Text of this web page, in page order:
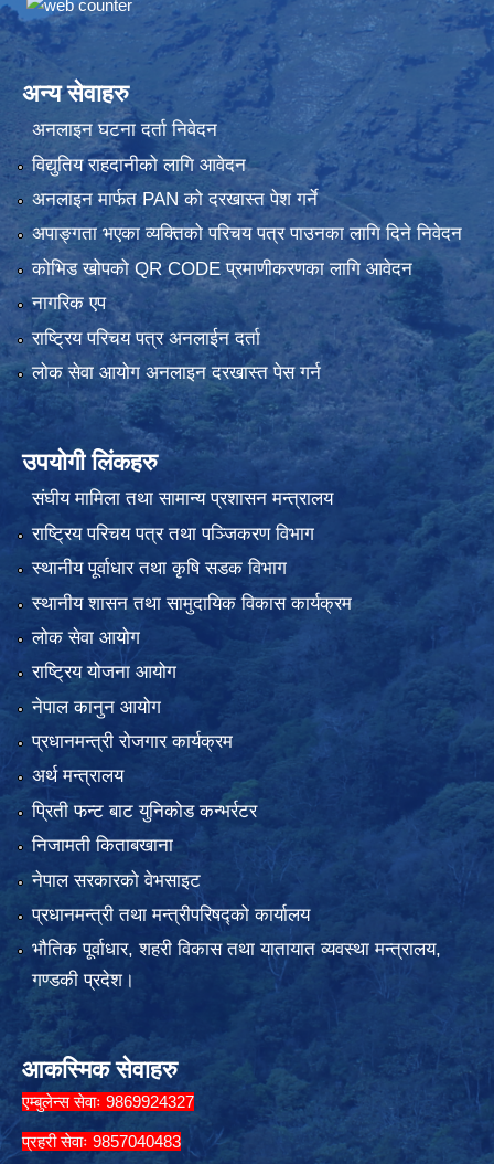
अन्य सेवाहरु
अनलाइन घटना दर्ता निवेदन
विद्युतिय राहदानीको लागि आवेदन
अनलाइन मार्फत PAN को दरखास्त पेश गर्ने
अपाङ्गता भएका व्यक्तिको परिचय पत्र पाउनका लागि दिने निवेदन
कोभिड खोपको QR CODE प्रमाणीकरणका लागि आवेदन
नागरिक एप
राष्ट्रिय परिचय पत्र अनलाईन दर्ता
लोक सेवा आयोग अनलाइन दरखास्त पेस गर्न
उपयोगी लिंकहरु
संघीय मामिला तथा सामान्य प्रशासन मन्त्रालय
राष्ट्रिय परिचय पत्र तथा पञ्जिकरण विभाग
स्थानीय पूर्वाधार तथा कृषि सडक विभाग
स्थानीय शासन तथा सामुदायिक विकास कार्यक्रम
लोक सेवा आयोग
राष्ट्रिय योजना आयोग
नेपाल कानुन आयोग
प्रधानमन्त्री रोजगार कार्यक्रम
अर्थ मन्त्रालय
प्रिती फन्ट बाट युनिकोड कन्भर्रटर
निजामती किताबखाना
नेपाल सरकारको वेभसाइट
प्रधानमन्त्री तथा मन्त्रीपरिषद्को कार्यालय
भौतिक पूर्वाधार, शहरी विकास तथा यातायात व्यवस्था मन्त्रालय,
गण्डकी प्रदेश।
आकस्मिक सेवाहरु
एम्बुलेन्स सेवाः 9869924327
प्रहरी सेवाः 9857040483